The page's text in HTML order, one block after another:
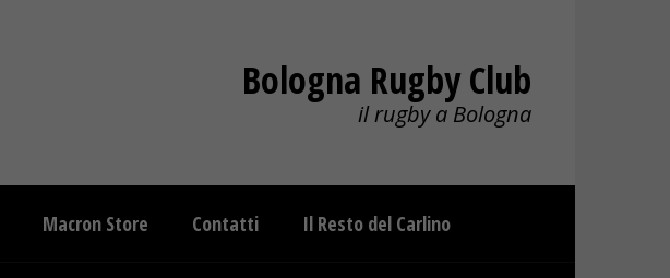
Bologna Rugby Club
il rugby a Bologna
Macron Store Contatti Il Resto del Carlino